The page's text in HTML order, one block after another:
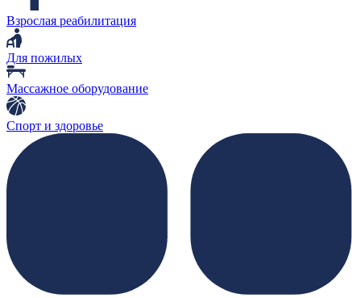
Взрослая реабилитация
Для пожилых
Массажное оборудование
Спорт и здоровье